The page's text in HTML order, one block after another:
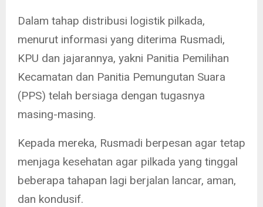
Dalam tahap distribusi logistik pilkada,
menurut informasi yang diterima Rusmadi,
KPU dan jajarannya, yakni Panitia Pemilihan
Kecamatan dan Panitia Pemungutan Suara
(PPS) telah bersiaga dengan tugasnya
masing-masing.
Kepada mereka, Rusmadi berpesan agar tetap
menjaga kesehatan agar pilkada yang tinggal
beberapa tahapan lagi berjalan lancar, aman,
dan kondusif.